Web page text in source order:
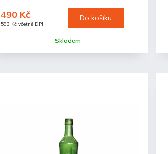
Skladem
593 Kč včetně DPH
490 Kč Do košíku